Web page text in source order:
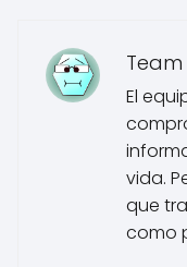
El
vida.
que
como